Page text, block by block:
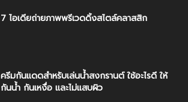
7 ไอเดียถ่ายภาพพรีเวดดิ้งสไตล์คลาสสิก
ครีมกันแดดสำหรับเล่นน้ำสงกรานต์ ใช้อะไรดี ให้
กันน้ำ กันเหงื่อ และไม่แสบผิว